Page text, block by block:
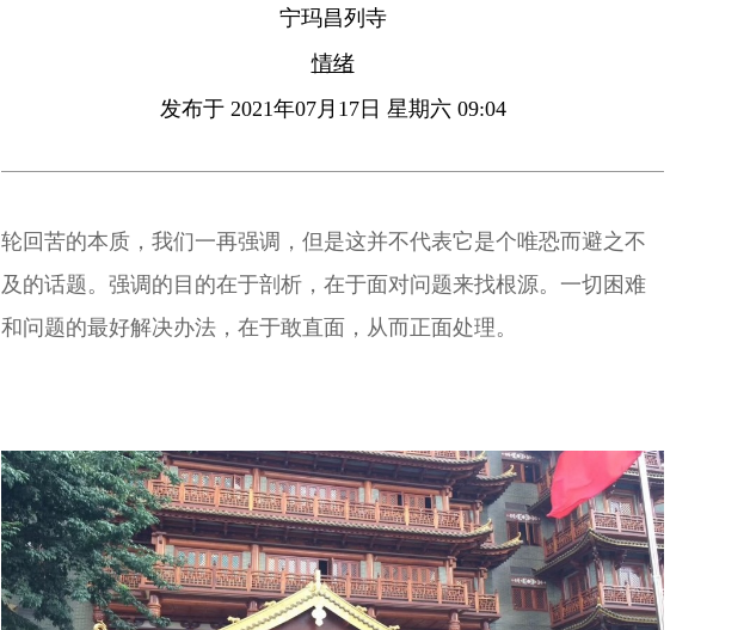
宁玛昌列寺
情绪
发布于 2021年07月17日 星期六 09:04
轮回苦的本质，我们一再强调，但是这并不代表它是个唯恐而避之不
及的话题。强调的目的在于剖析，在于面对问题来找根源。一切困难
和问题的最好解决办法，在于敢直面，从而正面处理。